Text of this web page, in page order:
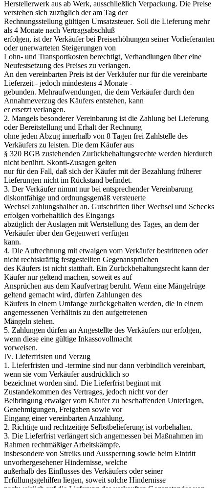
Herstellerwerk aus ab Werk, ausschließlich Verpackung. Die Preise
verstehen sich zuzüglich der am Tag der
Rechnungsstellung gültigen Umsatzsteuer. Soll die Lieferung mehr
als 4 Monate nach Vertragsabschluß
erfolgen, ist der Verkäufer bei Preiserhöhungen seiner Vorlieferanten
oder unerwarteten Steigerungen von
Lohn- und Transportkosten berechtigt, Verhandlungen über eine
Neufestsetzung des Preises zu verlangen.
An den vereinbarten Preis ist der Verkäufer nur für die vereinbarte
Lieferzeit - jedoch mindestens 4 Monate -
gebunden. Mehraufwendungen, die dem Verkäufer durch den
Annahmeverzug des Käufers entstehen, kann
er ersetzt verlangen.
2. Mangels besonderer Vereinbarung ist die Zahlung bei Lieferung
oder Bereitstellung und Erhalt der Rechnung
ohne jeden Abzug innerhalb von 8 Tagen frei Zahlstelle des
Verkäufers zu leisten. Die dem Käufer aus
§ 320 BGB zustehenden Zurückbehaltungsrechte werden hierdurch
nicht berührt. Skonti-Zusagen gelten
nur für den Fall, daß sich der Käufer mit der Bezahlung früherer
Lieferungen nicht im Rückstand befindet.
3. Der Verkäufer nimmt nur bei entsprechender Vereinbarung
diskontfähige und ordnungsgemäß versteuerte
Wechsel zahlungshalber an. Gutschriften über Wechsel und Schecks
erfolgen vorbehaltlich des Eingangs
abzüglich der Auslagen mit Wertstellung des Tages, an dem der
Verkäufer über den Gegenwert verfügen
kann.
4. Die Aufrechnung mit etwaigen vom Verkäufer bestrittenen oder
nicht rechtskräftig festgestellten Gegenansprüchen
des Käufers ist nicht statthaft. Ein Zurückbehaltungsrecht kann der
Käufer nur geltend machen, soweit es auf
Ansprüchen aus dem Kaufvertrag beruht. Wenn eine Mängelrüge
geltend gemacht wird, dürfen Zahlungen des
Käufers in einem Umfange zurückgehalten werden, die in einem
angemessenen Verhältnis zu den aufgetretenen
Mängeln stehen.
5. Zahlungen dürfen an Angestellte des Verkäufers nur erfolgen,
wenn diese eine gültige Inkassovollmacht
vorweisen.
IV. Lieferfristen und Verzug
1. Lieferfristen und -termine sind nur dann verbindlich vereinbart,
wenn sie vom Verkäufer ausdrücklich so
bezeichnet worden sind. Die Lieferfrist beginnt mit
Zustandekommen des Vertrages, jedoch nicht vor der
Beibringung etwaiger vom Käufer zu beschaffenden Unterlagen,
Genehmigungen, Freigaben sowie vor
Eingang einer vereinbarten Anzahlung.
2. Richtige und rechtzeitige Selbstbelieferung ist vorbehalten.
3. Die Lieferfrist verlängert sich angemessen bei Maßnahmen im
Rahmen rechtmäßiger Arbeitskämpfe,
insbesondere von Streiks und Aussperrung sowie beim Eintritt
unvorhergesehener Hindernisse, welche
außerhalb des Einflusses des Verkäufers oder seiner
Erfüllungsgehilfen liegen, soweit solche Hindernisse